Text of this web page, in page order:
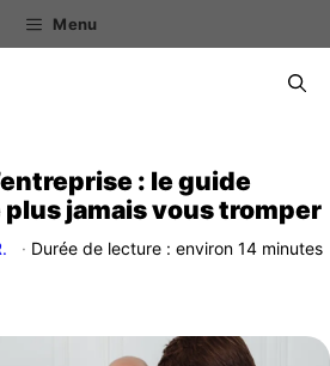
Menu
: le guide
jamais vous tromper
· Durée de lecture : environ 14 minutes